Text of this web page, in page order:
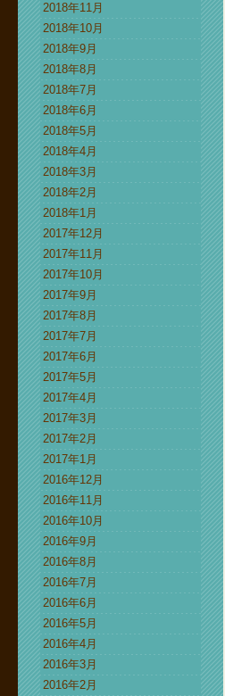
2018年11月
2018年10月
2018年9月
2018年8月
2018年7月
2018年6月
2018年5月
2018年4月
2018年3月
2018年2月
2018年1月
2017年12月
2017年11月
2017年10月
2017年9月
2017年8月
2017年7月
2017年6月
2017年5月
2017年4月
2017年3月
2017年2月
2017年1月
2016年12月
2016年11月
2016年10月
2016年9月
2016年8月
2016年7月
2016年6月
2016年5月
2016年4月
2016年3月
2016年2月